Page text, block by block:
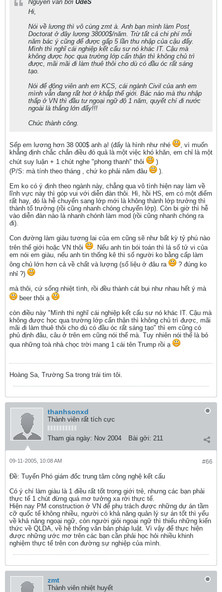
Nguyên văn bởi UdeS
Hi,
Nói về lương thì vô cùng zmt à. Anh bạn mình làm Post
Doctorat ở đây lương 38000$/năm. Trừ tất cả chi phí mỗi
năm bác ý cũng để được gấp 5 lần thu nhập của cậu đấy.
Mình thì nghĩ cái nghiệp kết cấu sư nó khác IT. Cậu mà
không được học qua trường lớp cẩn thận thì không chủ trì
được, mãi mãi đi làm thuê thôi cho dù có đầu óc rất sáng
tạo.
Nói để động viên anh em KCS, cái ngành Civil của anh em
mình vẫn đang rất hot ở khắp thế giới. Bác nào mà thu nhập
thấp ở VN thì đầu tư ngoại ngữ độ 1 năm, quyết chí đi nước
ngoài là thắng lớn đấy!!!
Chúc thành công.
Sếp em lương hơn 38 000$ anh ạ! (đấy là hình như nhé
, vì muốn
khẳng định chắc chắn điều đó quả là một việc khó khăn, em chỉ là một
chút suy luận + 1 chút nghe "phong thanh" thôi
)
(P/S: mà tính theo tháng , chứ ko phải năm đâu
).
Em ko có ý định theo ngành này, chẳng qua vô tình hiện nay làm về
lĩnh vực này thì góp vui với diễn đàn thôi. Hì, hồi HS, em có một điểm
rất hay, đó là hễ chuyển sang lớp mới là không thành lớp trưởng thì
thành tổ trưởng (rồi cũng nhanh chóng chuyển lớp). Còn bi giờ thì hễ
vào diễn đàn nào là nhanh chónh làm mod (rồi cũng nhanh chóng ra
đi).
Con đường làm giàu tương lai của em cũng sẽ như bất kỳ tỷ phú nào
trên thế giới hoặc VN thôi
. Nếu anh tin bói toán thì lá số tử vi của
em nói em giàu, nếu anh tin thống kê thì số người ko bằng cấp làm
ông chủ lớn hơn cả về chất và lượng (số liệu ở đâu ra
? đúng ko
nhỉ ?)
mà thôi, cứ sống nhiệt tình, rồi đều thành cát bụi như nhau hết ý mà
beer thôi ạ
còn điều này "Mình thì nghĩ cái nghiệp kết cấu sư nó khác IT. Cậu mà
không được học qua trường lớp cẩn thận thì không chủ trì được, mãi
mãi đi làm thuê thôi cho dù có đầu óc rất sáng tạo" thì em cũng có
phủ định đâu, câu ở trên em cũng nói thế mà. Tuy nhiên nói thế là bỏ
qua những toà nhà chọc trời mang 1 cái tên Trump rồi ạ
Hoàng Sa, Trường Sa trong trái tim tôi.
thanhsonxd
Thành viên rất tích cực
Tham gia ngày: Nov 2004 Bài gởi: 211
#66
09-11-2005, 10:08 AM
Ðề: Tuyển Phó giám đốc trung tâm công nghệ kết cấu
Có ý chí làm giàu là 1 điều rất tốt trong giới trẻ, nhưng các bạn phải
thực tế 1 chút đừng quá mơ tưởng xa rời thực tế.
Hiện nay PM construction ở VN để phụ trách được những dự án tầm
cỡ quốc tế không nhiều, người có khả năng quản lý sự án tốt thì yếu
về khả năng ngoại ngữ, còn người giỏi ngoại ngữ thì thiếu những kiến
thức về QLDA, về hệ thống văn bản pháp luật. Vì vậy để thực hiện
được những ước mơ trên các bạn cần phải học hỏi nhiều khinh
nghiệm thực tế trên con đường sự nghiệp của mình.
zmt
Thành viên nhiệt huyết